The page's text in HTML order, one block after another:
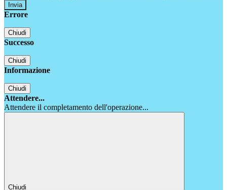
Errore
Chiudi
Successo
Chiudi
Informazione
Chiudi
Attendere...
Attendere il completamento dell'operazione...
Chiudi